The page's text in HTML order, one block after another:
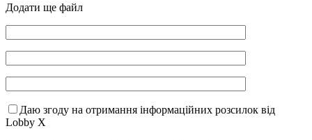
Додати ще файл
Даю згоду на отримання інформаційних розсилок від
Lobby X